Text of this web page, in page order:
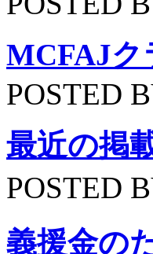
MCFAJク
POSTED
最近の掲
POSTED
義援金の